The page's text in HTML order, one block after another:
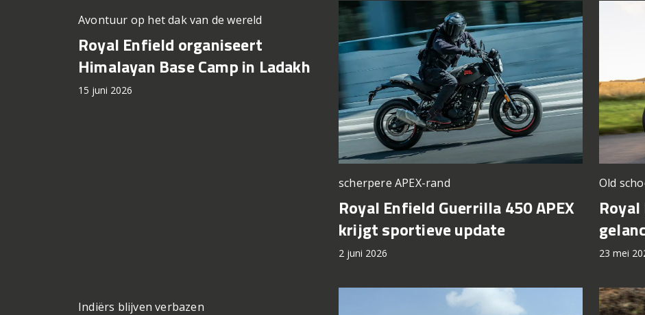
Avontuur op het dak van de wereld
Royal Enfield organiseert
Himalayan Base Camp in Ladakh
15 juni 2026
scherpere APEX-rand
Royal Enfield Guerrilla 450 APEX
krijgt sportieve update
2 juni 2026
Old
23 mei
Indiërs blijven verbazen